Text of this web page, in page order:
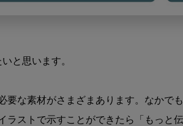
と思います。
な素材がさまざまあります。なかで
ラストで示すことができたら「もっ